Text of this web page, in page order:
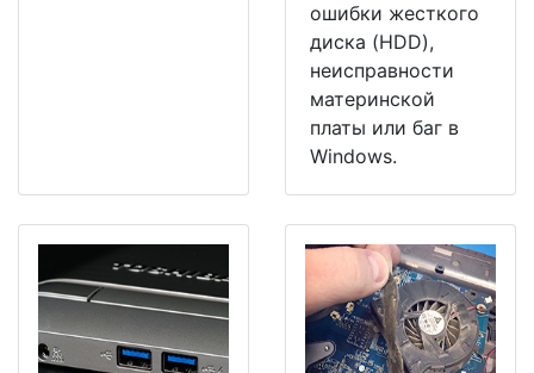
ошибки жесткого
диска (HDD),
неисправности
материнской
платы или баг в
Windows.